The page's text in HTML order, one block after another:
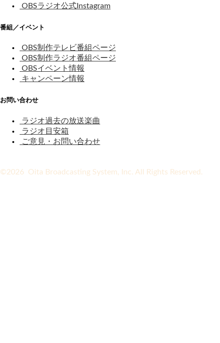
OBSラジオ公式Instagram
番組／イベント
OBS制作テレビ番組ページ
OBS制作ラジオ番組ページ
OBSイベント情報
キャンペーン情報
お問い合わせ
ラジオ過去の放送楽曲
ラジオ目安箱
ご意見・お問い合わせ
©2026 Oita Broadcasting System, Inc. All Rights Reserved.